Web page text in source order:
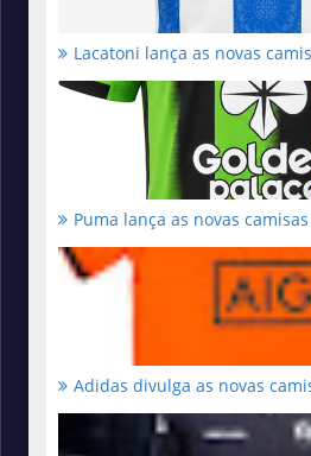
Lacatoni lança as novas
Puma lança as novas
Adidas divulga as novas